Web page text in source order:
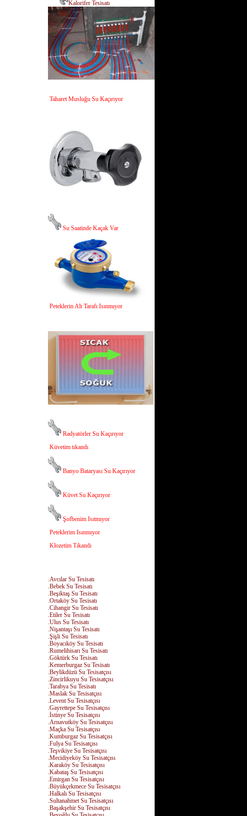
Kalorifer Tesisatı
Taharet Musluğu Su Kaçırıyor
Su Saatinde Kaçak Var
Peteklerin Alt Tarafı Isınmıyor
Radyatörler Su Kaçırıyor
Küvetim tıkandı
Banyo Bataryası Su Kaçırıyor
Küvet Su Kaçırıyor
Şofbenim Isıtmıyor
Peteklerim Isınmıyor
Klozetim Tıkandı
.Avcılar Su Tesisatı
.Bebek Su Tesisatı
.Beşiktaş Su Tesisatı
.Ortaköy Su Tesisatı
.Cihangir Su Tesisatı
.Etiler Su Tesisatı
.Ulus Su Tesisatı
.Nişantaşı Su Tesisatı
.Şişli Su Tesisatı
.Boyacıköy Su Tesisatı
.Rumelihisarı Su Tesisatı
.Göktürk Su Tesisatı
.Kemerburgaz Su Tesisatı
.Beylikdüzü Su Tesisatçısı
.Zincirlikuyu Su Tesisatçısı
.Tarabya Su Tesisatı
.Maslak Su Tesisatçısı
.Levent Su Tesisatçısı
.Gayrettepe Su Tesisatçısı
.İstinye Su Tesisatçısı
.Arnavutköy Su Tesisatçısı
.Maçka Su Tesisatçısı
.Kumburgaz Su Tesisatçısı
.Fulya Su Tesisatçısı
.Teşvikiye Su Tesisatçısı
.Mecidiyeköy Su Tesisatçısı
.Karaköy Su Tesisatçısı
.Kabataş Su Tesisatçısı
.Emirgan Su Tesisatçısı
.Büyükçekmece Su Tesisatçısı
.Halkalı Su Tesisatçısı
.Sultanahmet Su Tesisatçısı
.Başakşehir Su Tesisatçısı